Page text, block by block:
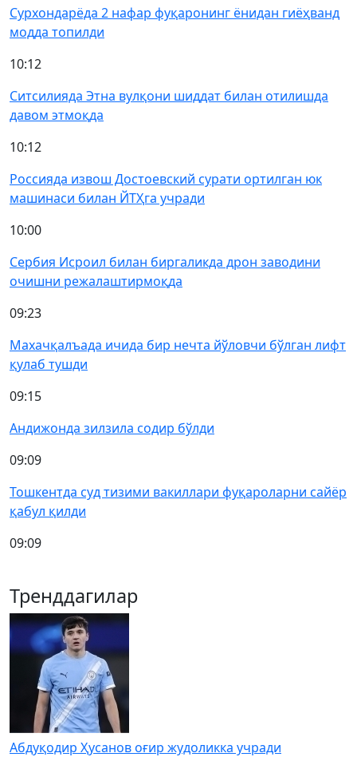
Сурхондарёда 2 нафар фуқаронинг ёнидан гиёҳванд
модда топилди
10:12
Ситсилияда Этна вулқони шиддат билан отилишда
давом этмоқда
10:12
Россияда извош Достоевский сурати ортилган юк
машинаси билан ЙТҲга учради
10:00
Сербия Исроил билан биргаликда дрон заводини
очишни режалаштирмоқда
09:23
Махачқалъада ичида бир нечта йўловчи бўлган лифт
қулаб тушди
09:15
Андижонда зилзила содир бўлди
09:09
Тошкентда суд тизими вакиллари фуқароларни сайёр
қабул қилди
09:09
Тренддагилар
Абдуқодир Ҳусанов оғир жудоликка учради